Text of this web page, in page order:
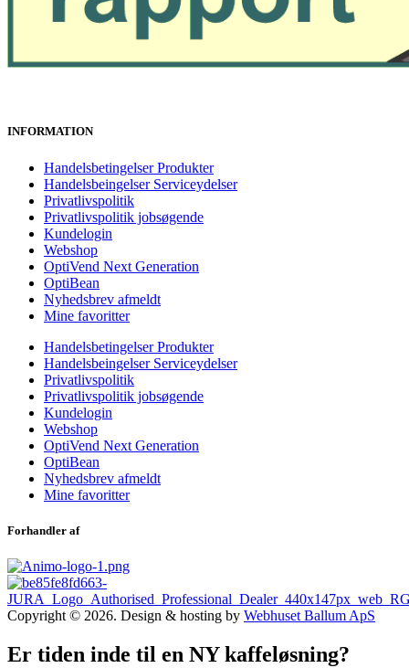
INFORMATION
Handelsbetingelser Produkter
Handelsbeingelser Serviceydelser
Privatlivspolitik
Privatlivspolitik jobsøgende
Kundelogin
Webshop
OptiVend Next Generation
OptiBean
Nyhedsbrev afmeldt
Mine favoritter
Handelsbetingelser Produkter
Handelsbeingelser Serviceydelser
Privatlivspolitik
Privatlivspolitik jobsøgende
Kundelogin
Webshop
OptiVend Next Generation
OptiBean
Nyhedsbrev afmeldt
Mine favoritter
Forhandler af
Copyright © 2026. Design & hosting by Webhuset Ballum ApS
Er tiden inde til en NY kaffeløsning?